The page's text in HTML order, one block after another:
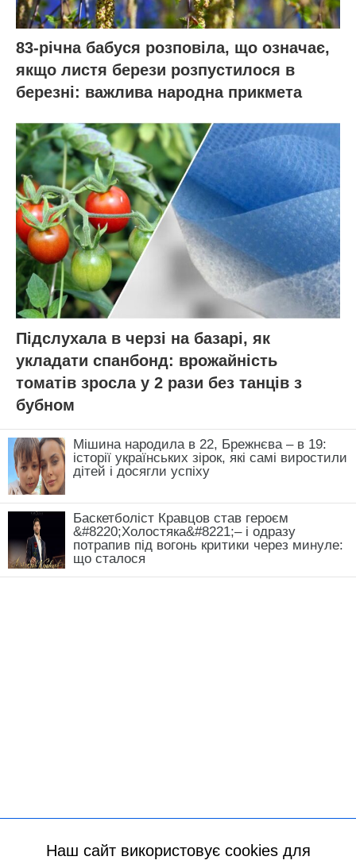
83-річна бабуся розповіла, що означає,
якщо листя берези розпустилося в
березні: важлива народна прикмета
Підслухала в черзі на базарі, як
укладати спанбонд: врожайність
томатів зросла у 2 рази без танців з
бубном
Мішина народила в 22, Брежнєва – в 19:
історії українських зірок, які самі виростили
дітей і досягли успіху
Баскетболіст Кравцов став героєм
&#8220;Холостяка&#8221;– і одразу
потрапив під вогонь критики через минуле:
що сталося
Наш сайт використовує cookies для